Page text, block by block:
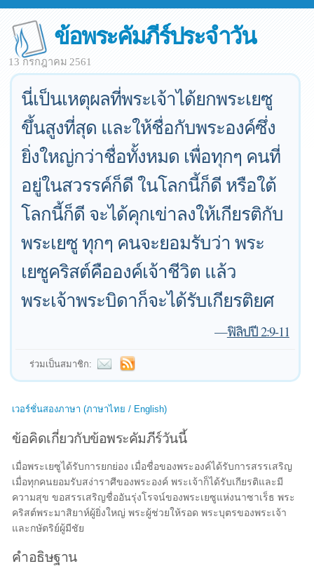
ข้อพระคัมภีร์ประจำวัน
13 กรกฎาคม 2561
นี่เป็นเหตุผลที่พระเจ้าได้ยกพระเยซู
ขึ้นสูงที่สุด และให้ชื่อกับพระองค์ซึ่ง
ยิ่งใหญ่กว่าชื่อทั้งหมด เพื่อทุกๆ คนที่
อยู่ในสวรรค์ก็ดี ในโลกนี้ก็ดี หรือใต้
โลกนี้ก็ดี จะได้คุกเข่าลงให้เกียรติกับ
พระเยซู ทุกๆ คนจะยอมรับว่า พระ
เยซูคริสต์คือองค์เจ้าชีวิต แล้ว
พระเจ้าพระบิดาก็จะได้รับเกียรติยศ
—ฟิลิปปี 2:9-11
ร่วมเป็นสมาชิก:
เวอร์ชั่นสองภาษา (ภาษาไทย / English)
ข้อคิดเกี่ยวกับข้อพระคัมภีร์วันนี้
เมื่อพระเยซูได้รับการยกย่อง เมื่อชื่อของพระองค์ได้รับการสรรเสริญ
เมื่อทุกคนยอมรับสง่าราศีของพระองค์ พระเจ้าก็ได้รับเกียรติและมี
ความสุข ขอสรรเสริญชื่ออันรุ่งโรจน์ของพระเยซูแห่งนาซาเร็ธ พระ
คริสต์พระมาสิยาห์ผู้ยิ่งใหญ่ พระผู้ช่วยให้รอด พระบุตรของพระเจ้า
และกษัตริย์ผู้มีชัย
คำอธิษฐาน